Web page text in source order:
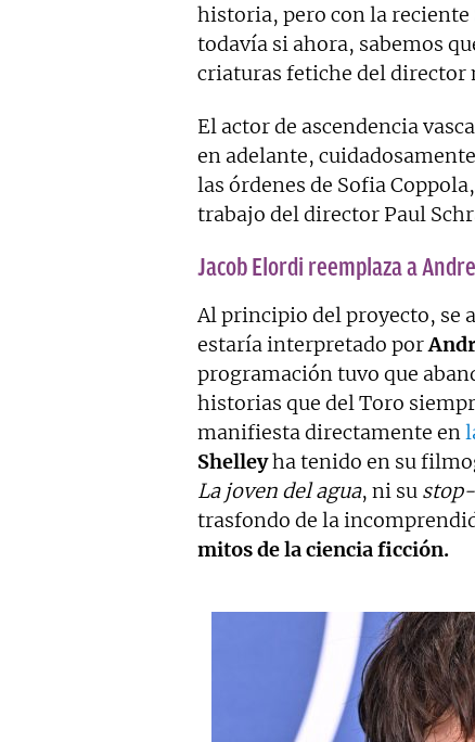
historia, pero con la reciente
todavía si ahora, sabemos
criaturas fetiche del director
El actor de ascendencia
en adelante,
las órdenes de Sofia Coppola,
trabajo del director Paul
Jacob Elordi reemplaza a
Al principio del proyecto, se
estaría interpretado por
programación tuvo que
historias que del Toro
manifiesta directamente en
Shelleyha tenido en su
La joven del agua, ni su
trasfondo de la
mitos de la ciencia ficción.